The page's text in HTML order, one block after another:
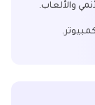
والألعاب.